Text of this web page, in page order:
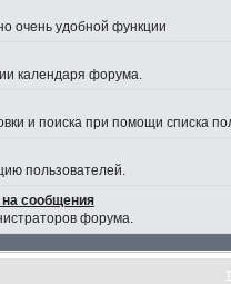
очень удобной функции
календаря форума.
и поиска при помощи списка
пользователей.
сообщения
форума.